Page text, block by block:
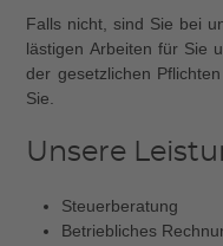
Falls nicht, sind Sie bei
lästigen Arbeiten für Sie
der gesetzlichen
Sie.
Unsere
Steuerberatung
Betriebliches